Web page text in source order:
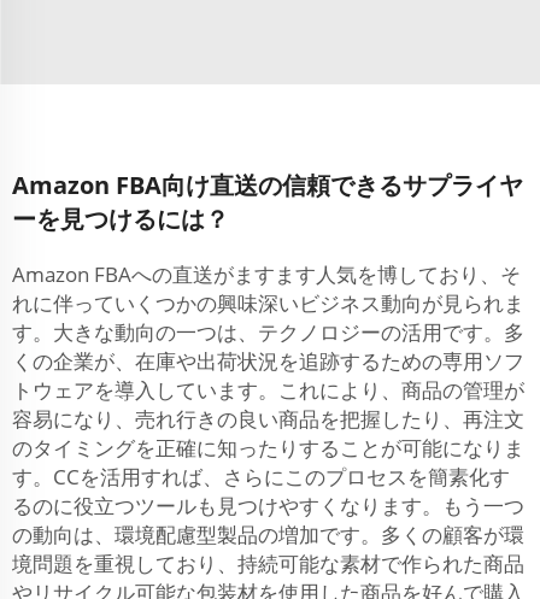
Amazon FBA向け直送の信頼できるサプライヤ
ーを見つけるには？
Amazon FBAへの直送がますます人気を博しており、そ
れに伴っていくつかの興味深いビジネス動向が見られま
す。大きな動向の一つは、テクノロジーの活用です。多
くの企業が、在庫や出荷状況を追跡するための専用ソフ
トウェアを導入しています。これにより、商品の管理が
容易になり、売れ行きの良い商品を把握したり、再注文
のタイミングを正確に知ったりすることが可能になりま
す。CCを活用すれば、さらにこのプロセスを簡素化す
るのに役立つツールも見つけやすくなります。もう一つ
の動向は、環境配慮型製品の増加です。多くの顧客が環
境問題を重視しており、持続可能な素材で作られた商品
やリサイクル可能な包装材を使用した商品を好んで購入